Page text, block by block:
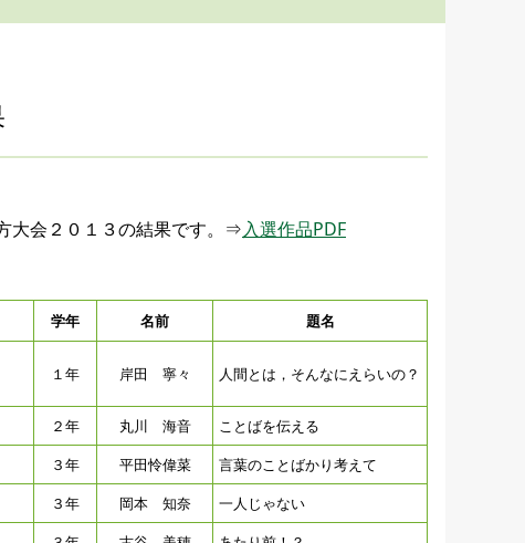
大会２０１３の結果です。⇒入選作品PDF
学年 名前
題名
１年 岸田 寧々 人間とは，そんなにえらいの？
２年 丸川 海音
ことばを伝える
３年 平田怜偉菜
言葉のことばかり考えて
３年 岡本 知奈
一人じゃない